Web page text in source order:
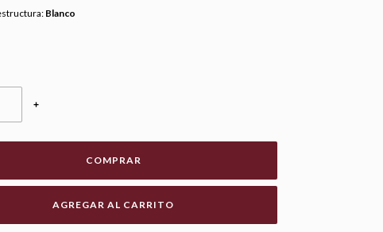
Blanco
+
COMPRAR